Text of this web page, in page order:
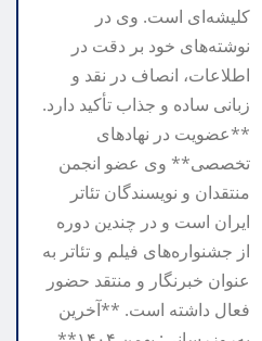
کلیشه‌ای است. وی در
نوشته‌های خود بر دقت در
اطلاعات، انصاف در نقد و
زبانی ساده و جذاب تأکید دارد.
**عضویت در نهادهای
تخصصی** وی عضو انجمن
منتقدان و نویسندگان تئاتر
ایران است و در چندین دوره
از جشنواره‌های فیلم و تئاتر به
عنوان خبرنگار و منتقد حضور
فعال داشته است. **آخرین